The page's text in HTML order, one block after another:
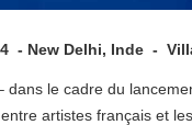
- New Delhi, Inde -
le cadre du
artistes français et